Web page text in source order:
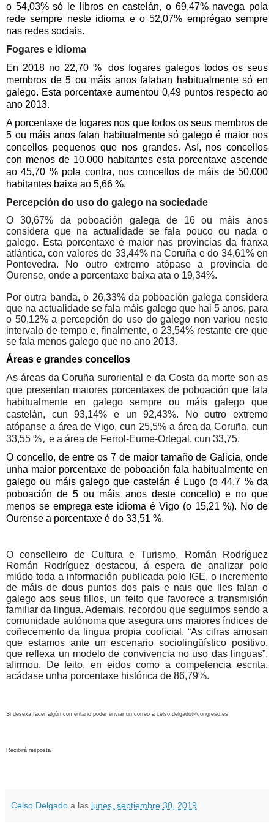
o 54,03%só le libros en castelán, o 69,47%navega pola
rede sempre neste idioma e o52,07% emprégao sempre
nas redes sociais.
Fogares e idioma
En 2018 no 22,70 %
dos fogares galegos todos os seus
membros de 5 ou máis anos falaban habitualmente só en
galego. Esta porcentaxe aumentou 0,49 puntos respecto ao
ano 2013.
A porcentaxe de fogares nos que todos os seus membros de
5 ou máis anos falan habitualmente só galego é maior nos
concellos pequenos que nos grandes. Así, nos concellos
con menos de 10.000 habitantes esta porcentaxe ascende
ao 45,70 % pola contra, nos concellos de máis de 50.000
habitantes baixa ao 5,66 %.
Percepción do uso do galego na sociedade
O 30,67%da poboación galega de 16 ou máis anos
considera que na actualidade se fala pouco ou nada o
galego. Esta porcentaxe é maior nas provincias da franxa
atlántica, con valores de 33,44%na Coruña e do 34,61%en
Pontevedra. No outro extremo atópase a provincia de
Ourense, onde a porcentaxe baixa ata o 19,34%.
Por outra banda, o 26,33%da poboación galega considera
que na actualidade se fala máis galego que hai 5 anos, para
o 50,12%a percepción do uso do galego non variou neste
intervalo de tempo e, finalmente, o 23,54% restante cre que
se fala menos galego que no ano 2013.
Áreas e grandes concellos
As áreas da Coruña suroriental e da Costa da morte son as
que presentan maiores porcentaxes de poboación que fala
habitualmente en galego sempre ou máis galego que
castelán, cun 93,14% e un 92,43%. No outro extremo
atópanse a área de Vigo, cun 25,5% a área da Coruña, cun
33,55 % , e a área de Ferrol-Eume-Ortegal, cun 33,75.
O concello, de entre os 7 de maior tamaño de Galicia, onde
unha maior porcentaxe de poboación fala habitualmente en
galego ou máis galego que castelán é Lugo (o 44,7 % da
poboación de 5 ou máis anos deste concello) e no que
menos se emprega este idioma é Vigo (o 15,21 %). No de
Ourense a porcentaxe é do 33,51 %.
O conselleiro de Cultura e Turismo, Román Rodríguez
Román Rodríguez destacou, á espera de analizar polo
miúdo toda a información publicada polo IGE, o incremento
de máis de dous puntos dos pais e nais que lles falan o
galego aos seus fillos, un feito que favorece a transmisión
familiar da lingua. Ademais, recordou que seguimos sendo a
comunidade autónoma que asegura uns maiores índices de
coñecemento da lingua propia cooficial. “As cifras amosan
que estamos ante un escenario sociolingüístico positivo,
que reflexa un modelo de convivencia no uso das linguas”,
afirmou. De feito, en eidos como a competencia escrita,
acádase unha porcentaxe histórica de 86,79%.
Si desexa facer algún comentario poder enviar un correo a celso.delgado@congreso.es
Recibirá resposta
Celso Delgado a las lunes, septiembre 30, 2019